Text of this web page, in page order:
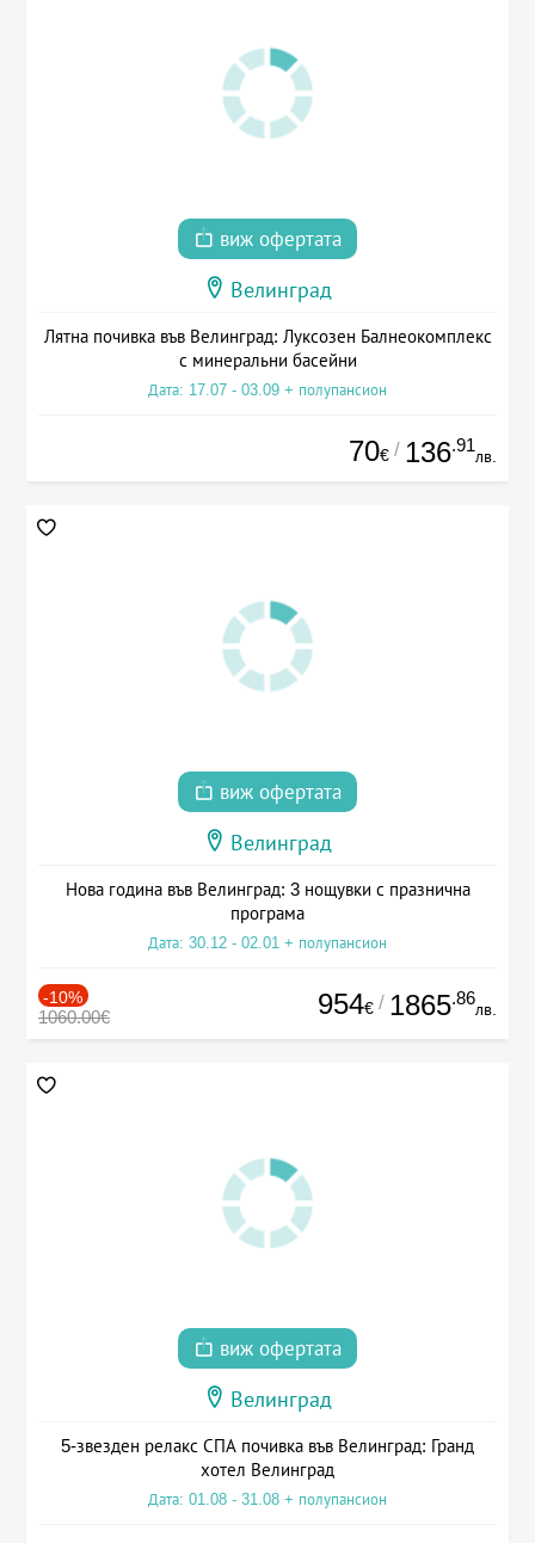
виж офертата
Велинград
Лятна почивка във Велинград: Луксозен Балнеокомплекс
с минеральни басейни
Дата: 17.07 - 03.09 + полупансион
70€ / 136.91
лв.
виж офертата
Велинград
Нова година във Велинград: 3 нощувки с празнична
програма
Дата: 30.12 - 02.01 + полупансион
-10%
1060.00€ 954€ / 1865.86
лв.
виж офертата
Велинград
5-звезден релакс СПА почивка във Велинград: Гранд
хотел Велинград
Дата: 01.08 - 31.08 + полупансион